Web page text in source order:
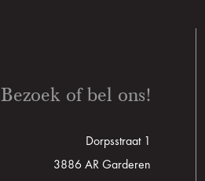
Bezoek of bel ons!
Dorpsstraat 1
3886 AR Garderen